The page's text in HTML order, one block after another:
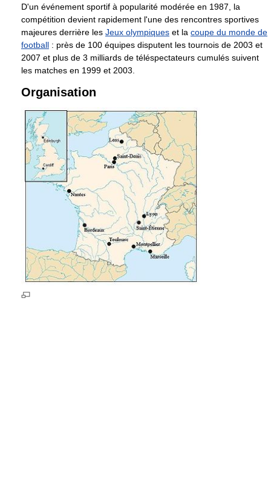
D'un événement sportif à popularité modérée en 1987, la
compétition devient rapidement l'une des rencontres sportives
majeures derrière les Jeux olympiques et la coupe du monde de
football : près de 100 équipes disputent les tournois de 2003 et
2007 et plus de 3 milliards de téléspectateurs cumulés suivent
les matches en 1999 et 2003.
Organisation